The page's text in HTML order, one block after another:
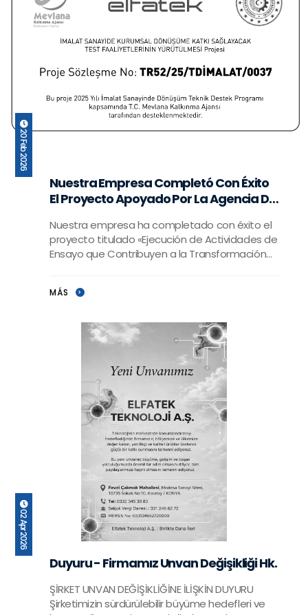
20 Feb 2026
Nuestra Empresa Completó Con Éxito
El Proyecto Apoyado Por La Agencia De
Nuestra empresa ha completado con éxito el
proyecto titulado «Ejecución de Actividades de
Ensayo que Contribuyen a la Transformación
MÁS
02 Apr 2026
Duyuru - Firmamız Unvan Değişikliği Hk.
ŞİRKET UNVAN DEĞİŞİKLİĞİNE İLİŞKİN DUYURU
Şirketimizin sürdürülebilir büyüme hedefleri ve